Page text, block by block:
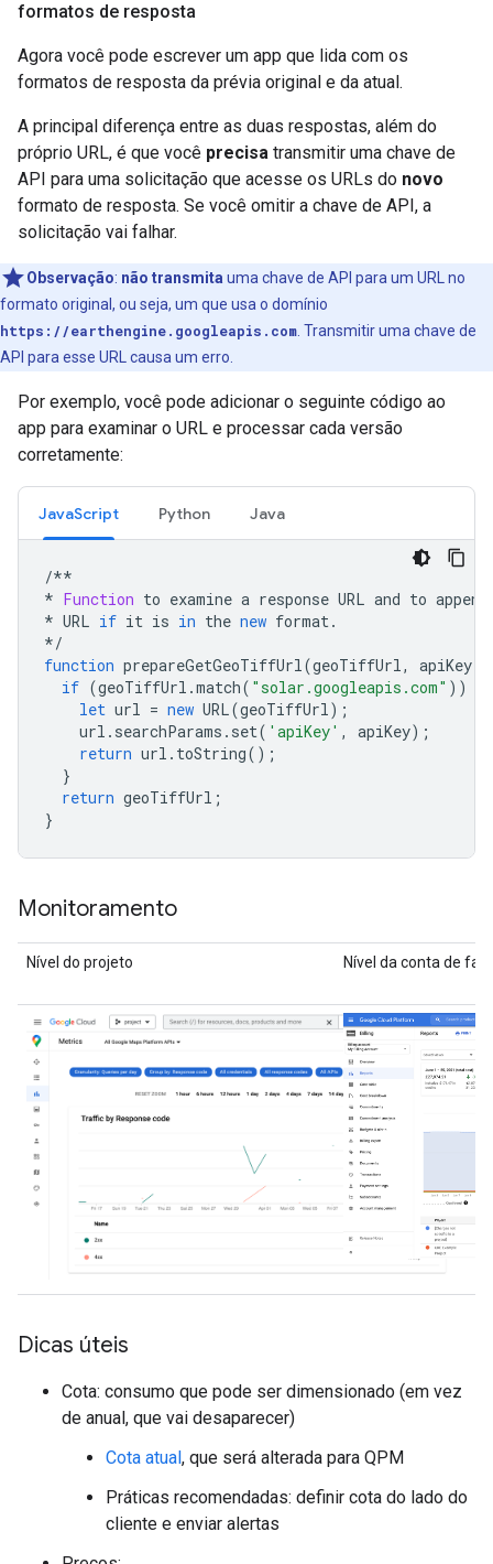
formatos de resposta
Agora você pode escrever um app que lida com os
formatos de resposta da prévia original e da atual.
A principal diferença entre as duas respostas, além do
próprio URL, é que você precisa transmitir uma chave de
API para uma solicitação que acesse os URLs do novo
formato de resposta. Se você omitir a chave de API, a
solicitação vai falhar.
Observação: não transmita uma chave de API para um URL no
formato original, ou seja, um que usa o domínio
https://earthengine.googleapis.com . Transmitir uma chave de
API para esse URL causa um erro.
Por exemplo, você pode adicionar o seguinte código ao
app para examinar o URL e processar cada versão
corretamente:
JavaScript Python Java
/**
* Function to examine a response URL and to append
* URL if it is in the new format.
*/
function prepareGetGeoTiffUrl(geoTiffUrl, apiKey
if (geoTiffUrl .match( "solar.googleapis.com" ))
let url = new URL(geoTiffUrl);
url . searchParams . set( 'apiKey' , apiKey);
return url . toString();
}
return geoTiffUrl ;
}
Monitoramento
Nível do projeto Nível da conta de
Dicas úteis
Cota: consumo que pode ser dimensionado (em vez
de anual, que vai desaparecer)
Cota atual, que será alterada para QPM
Práticas recomendadas: definir cota do lado do
cliente e enviar alertas